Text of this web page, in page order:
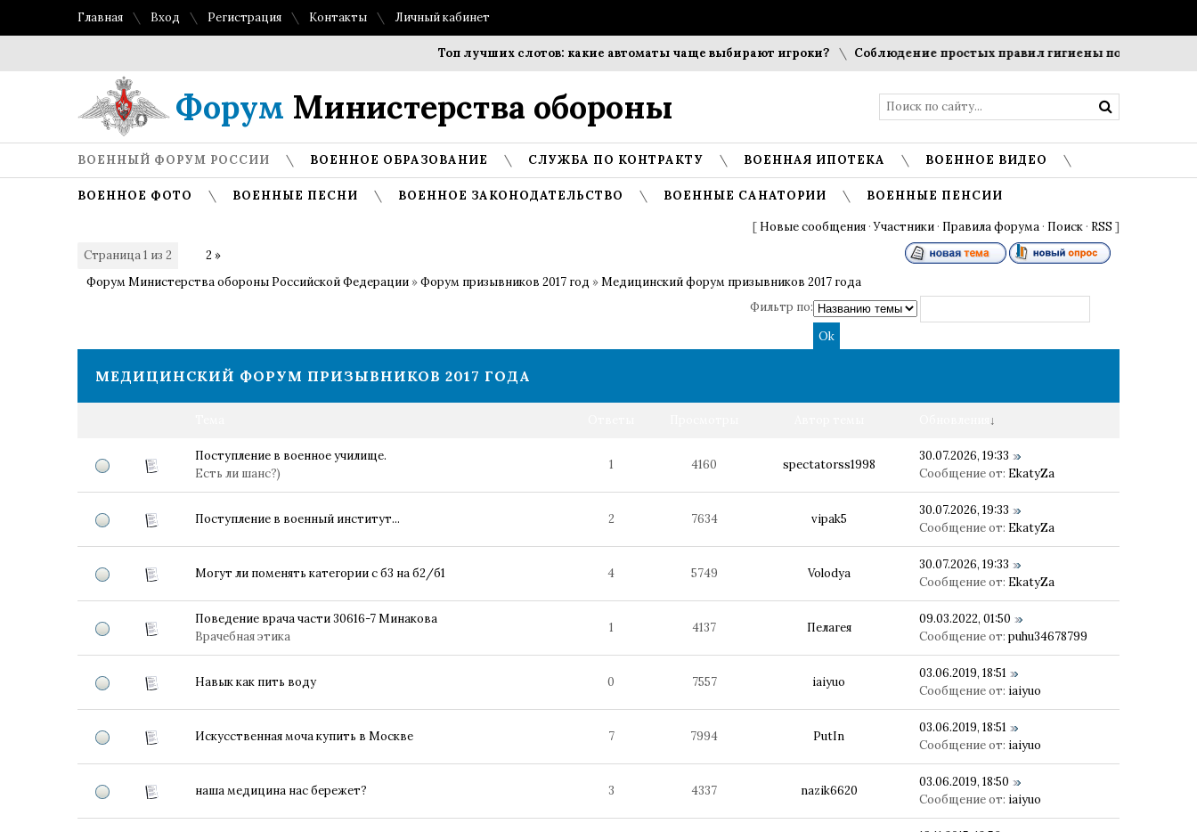
Главная Вход Регистрация Контакты Личный кабинет
Топ лучших слотов: какие автоматы чаще выбирают игроки? Соблюдение простых правил гигиены помогает
Форум Министерства обороны
ВОЕННЫЙ ФОРУМ РОССИИ ВОЕННОЕ ОБРАЗОВАНИЕ СЛУЖБА ПО КОНТРАКТУ ВОЕННАЯ ИПОТЕКА ВОЕННОЕ ВИДЕО
ВОЕННОЕ ФОТО ВОЕННЫЕ ПЕСНИ ВОЕННОЕ ЗАКОНОДАТЕЛЬСТВО ВОЕННЫЕ САНАТОРИИ ВОЕННЫЕ ПЕНСИИ
[ Новые сообщения ·Участники · Правила форума · Поиск · RSS ]
Страница1 из 2 2 »
Форум Министерства обороны Российской Федерации »Форум призывников 2017 год »Медицинский форум призывников 2017 года
Фильтр по:
МЕДИЦИНСКИЙ ФОРУМ ПРИЗЫВНИКОВ 2017 ГОДА
↓
Поступление в военное училище.
Есть ли шанс?)
1 4160 spectatorss1998
30.07.2026, 19:33
Сообщение от: EkatyZa
Поступление в военный институт... 2 7634 vipak5
30.07.2026, 19:33
Сообщение от: EkatyZa
Могут ли поменять категории с б3 на б2/б1 4 5749 Volodya
30.07.2026, 19:33
Сообщение от: EkatyZa
Поведение врача части 30616-7 Минакова
Врачебная этика
1 4137 Пелагея
09.03.2022, 01:50
Сообщение от: puhu34678799
Навык как пить воду 0 7557 iaiyuo
03.06.2019, 18:51
Сообщение от: iaiyuo
Искусственная моча купить в Москве 7 7994 PutIn
03.06.2019, 18:51
Сообщение от: iaiyuo
наша медицина нас бережет? 3 4337 nazik6620
03.06.2019, 18:50
Сообщение от: iaiyuo